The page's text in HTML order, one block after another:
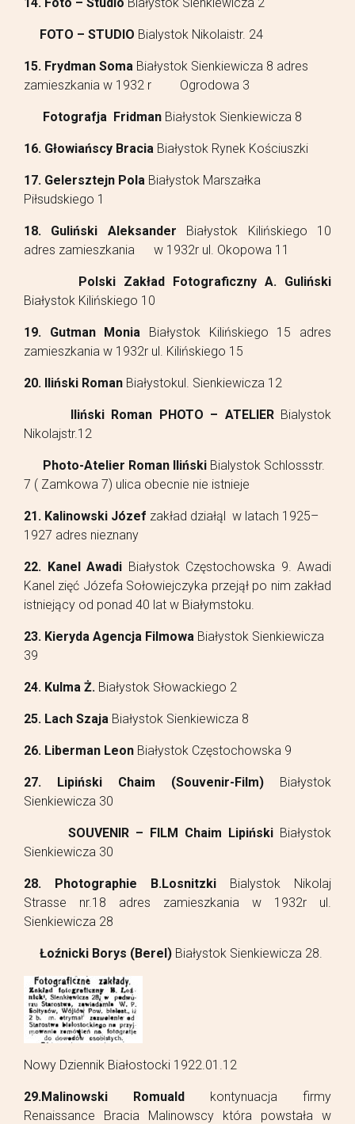
FOTO – STUDIO Bialystok Nikolaistr. 24
15. Frydman Soma Białystok Sienkiewicza 8 adres
zamieszkania w 1932 r Ogrodowa 3
Fotografja Fridman Białystok Sienkiewicza 8
16. Głowiańscy Bracia Białystok Rynek Kościuszki
17. Gelersztejn Pola Białystok Marszałka
Piłsudskiego 1
18. Guliński Aleksander Białystok Kilińskiego 10
adres zamieszkania w 1932r ul. Okopowa 11
Polski Zakład Fotograficzny A. Guliński
Białystok Kilińskiego 10
19. Gutman Monia Białystok Kilińskiego 15 adres
zamieszkania w 1932r ul. Kilińskiego 15
20. Iliński Roman Białystokul. Sienkiewicza 12
Iliński Roman PHOTO – ATELIERBialystok
Nikolajstr.12
Photo-Atelier Roman Iliński Bialystok Schlossstr.
7 ( Zamkowa 7) ulica obecnie nie istnieje
21. Kalinowski Józef zakład działąl w latach 1925–
1927 adres nieznany
22. Kanel Awadi Białystok Częstochowska 9. Awadi
Kanel zięć Józefa Sołowiejczyka przejął po nim zakład
istniejący od ponad 40 lat w Białymstoku.
23. Kieryda Agencja Filmowa Białystok Sienkiewicza
39
24. Kulma Ż. Białystok Słowackiego 2
25. Lach Szaja Białystok Sienkiewicza 8
26. Liberman Leon Białystok Częstochowska 9
27. Lipiński Chaim (Souvenir-Film) Białystok
Sienkiewicza 30
SOUVENIR – FILM Chaim Lipiński Białystok
Sienkiewicza 30
28. Photographie B.Losnitzki Bialystok Nikolaj
Strasse nr.18 adres zamieszkania w 1932r ul.
Sienkiewicza 28
Łoźnicki Borys (Berel) Białystok Sienkiewicza 28.
Nowy Dziennik Białostocki 1922.01.12
29.Malinowski Romuald kontynuacja firmy
Renaissance Bracia Malinowscy która powstała w